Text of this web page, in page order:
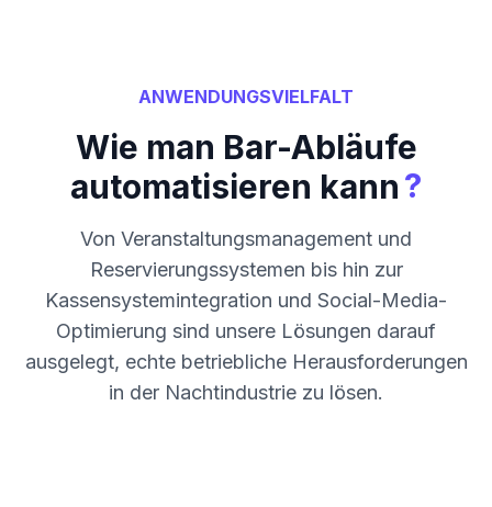
ANWENDUNGSVIELFALT
Wie man Bar-Abläufe
automatisieren kann?
Von Veranstaltungsmanagement und
Reservierungssystemen bis hin zur
Kassensystemintegration und Social-Media-
Optimierung sind unsere Lösungen darauf
ausgelegt, echte betriebliche Herausforderungen
in der Nachtindustrie zu lösen.